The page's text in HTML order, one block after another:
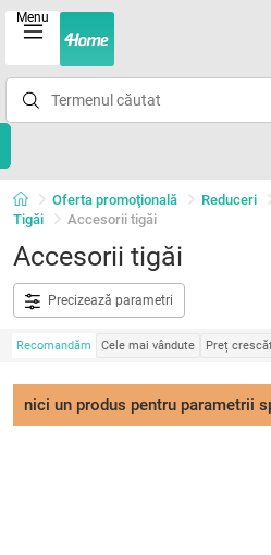
Menu
Oferta promoţională Reduceri
Tigăi
Accesorii tigăi
Accesorii tigăi
Precizează parametri
Recomandăm Cele mai vândute Preț
nici un produs pentru parametrii